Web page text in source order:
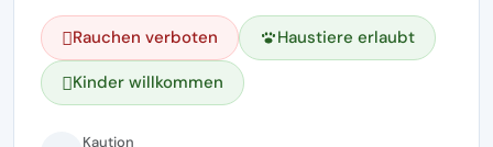
Rauchen verboten Haustiere erlaubt
Kinder willkommen
Kaution